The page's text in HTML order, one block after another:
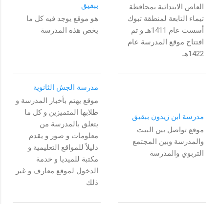
العاص الابتدائية بمحافظة
تيماء التابعة لمنطقة تبوك
أسست عام 1411هـ و تم
افتتاح موقع المدرسة عام
1422هـ
ببقيق
هو موقع يوجد فيه كل ما
يخص هذه المدرسة
مدرسة ابن زيدون ببقيق
موقع تواصل بين البيت
والمدرسة وبين المجتمع
التربوي والمدرسة
مدرسة الجش الثانوية
موقع يهتم بأخبار المدرسة و
طلابها المتميزين و كل ما
يتعلق بالمدرسة من
معلومات و صور و يقدم
دليلاً للمواقع التعليمية و
مكتبة للميديا و خدمة
الدخول لموقع معارف و غير
ذلك